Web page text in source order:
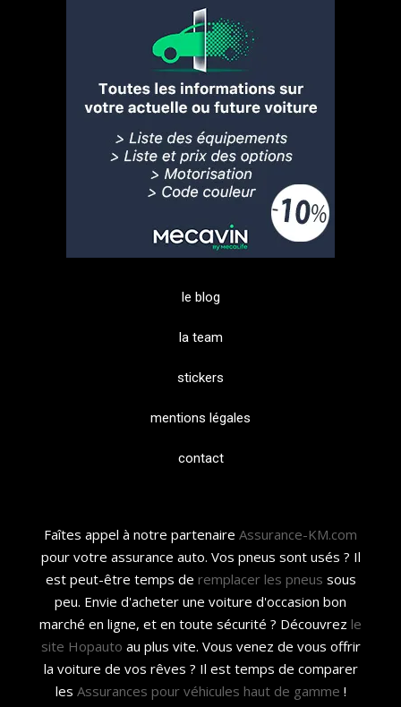
le blog
la team
stickers
mentions légales
contact
Faîtes appel à notre partenaire Assurance-KM.com
pour votre assurance auto. Vos pneus sont usés ? Il
est peut-être temps de remplacer les pneus sous
peu. Envie d'acheter une voiture d'occasion bon
marché en ligne, et en toute sécurité ? Découvrez le
site Hopauto au plus vite. Vous venez de vous offrir
la voiture de vos rêves ? Il est temps de comparer
les Assurances pour véhicules haut de gamme !